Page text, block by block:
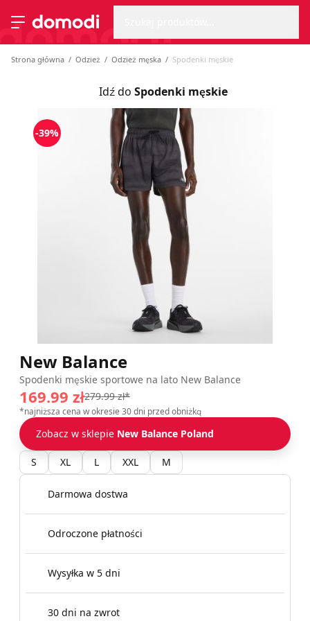
Przełącz menu
Strona główna
Strona główna Odzież Odzież męska Spodenki męskie
Idź do Spodenki męskie
-39%
New Balance
Spodenki męskie sportowe na lato New Balance
169.99 zł279.99 zł*
*najniższa cena w okresie 30 dni przed obniżką
Zobacz w sklepie New Balance Poland
S XL L XXL M
Darmowa dostwa
Odroczone płatności
Wysyłka w 5 dni
30 dni na zwrot